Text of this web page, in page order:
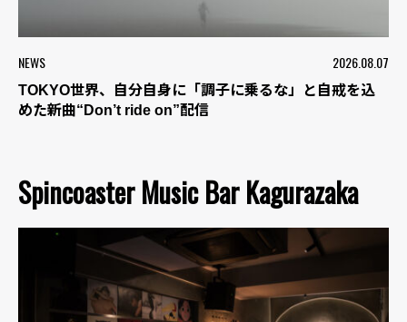
NEWS 2026.08.07
TOKYO世界、自分自身に「調子に乗るな」と自戒を込
めた新曲“Don’t ride on”配信
Spincoaster Music Bar Kagurazaka